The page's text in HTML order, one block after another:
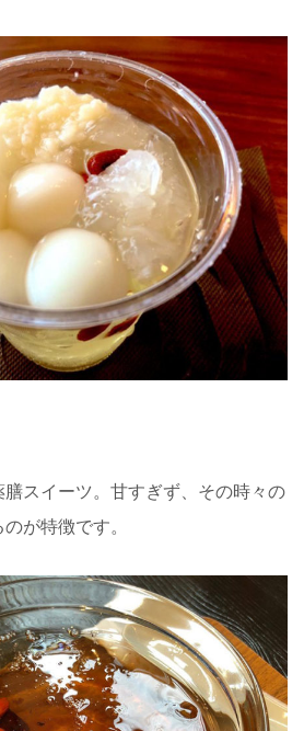
スイーツ。甘すぎず、その時々の
が特徴です。